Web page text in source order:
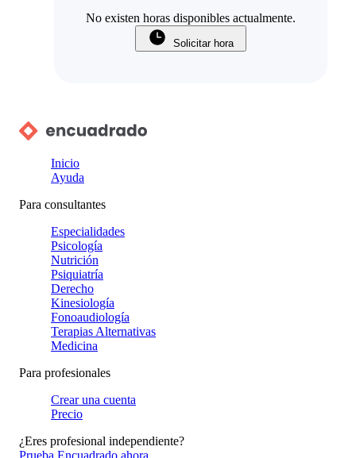
No existen horas disponibles actualmente.
Solicitar hora
Inicio
Ayuda
Para consultantes
Especialidades
Psicología
Nutrición
Psiquiatría
Derecho
Kinesiología
Fonoaudiología
Terapias Alternativas
Medicina
Para profesionales
Crear una cuenta
Precio
¿Eres profesional independiente?